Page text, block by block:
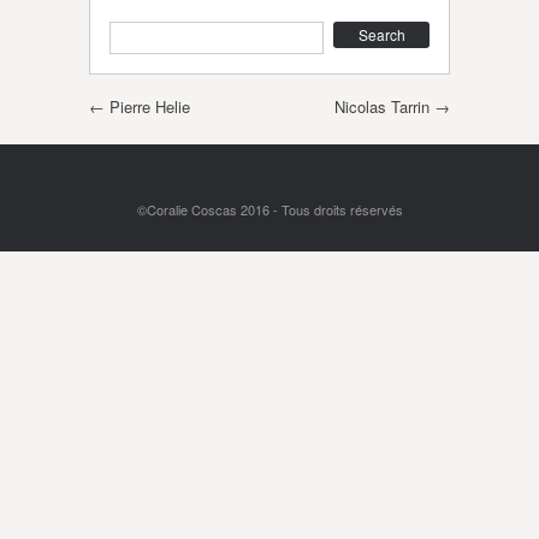
Post navigation
← Pierre Helie Nicolas Tarrin →
©Coralie Coscas 2016 - Tous droits réservés